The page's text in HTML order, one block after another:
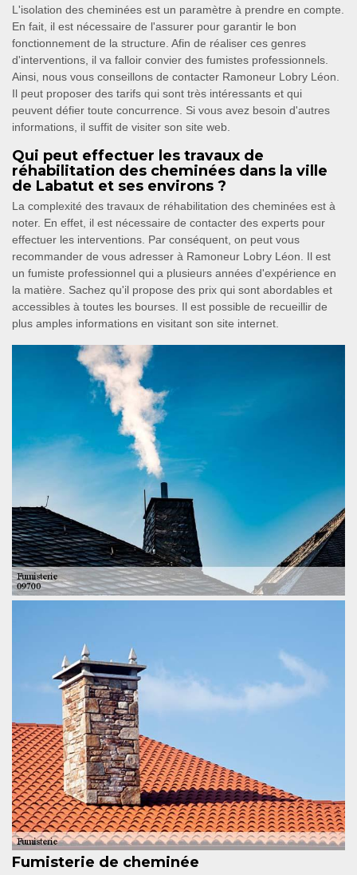
L'isolation des cheminées est un paramètre à prendre en compte.
En fait, il est nécessaire de l'assurer pour garantir le bon
fonctionnement de la structure. Afin de réaliser ces genres
d'interventions, il va falloir convier des fumistes professionnels.
Ainsi, nous vous conseillons de contacter Ramoneur Lobry Léon.
Il peut proposer des tarifs qui sont très intéressants et qui
peuvent défier toute concurrence. Si vous avez besoin d'autres
informations, il suffit de visiter son site web.
Qui peut effectuer les travaux de
réhabilitation des cheminées dans la ville
de Labatut et ses environs ?
La complexité des travaux de réhabilitation des cheminées est à
noter. En effet, il est nécessaire de contacter des experts pour
effectuer les interventions. Par conséquent, on peut vous
recommander de vous adresser à Ramoneur Lobry Léon. Il est
un fumiste professionnel qui a plusieurs années d'expérience en
la matière. Sachez qu'il propose des prix qui sont abordables et
accessibles à toutes les bourses. Il est possible de recueillir de
plus amples informations en visitant son site internet.
Fumisterie de cheminée